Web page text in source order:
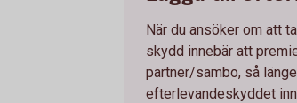
När du ansöker om att
skydd innebär att
partner/sambo, så
efterlevandeskyddet